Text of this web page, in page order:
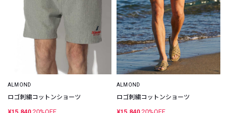
ALMOND
ロゴ刺繍コットンショーツ
ALMOND
ロゴ刺繍コットンショーツ